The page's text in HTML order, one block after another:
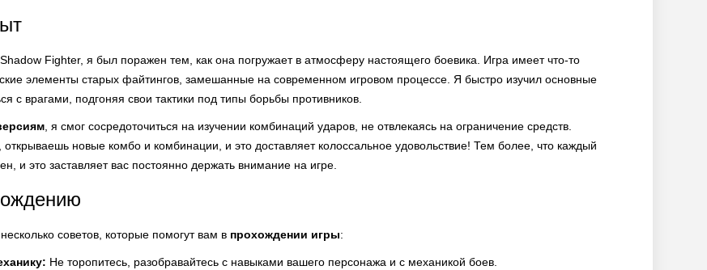
Fighter, я был поражен тем, как она погружает в атмосферу настоящего боевика. Игра имеет что-то
элементы старых файтингов, замешанные на современном игровом процессе. Я быстро изучил основные
с врагами, подгоняя свои тактики под типы борьбы противников.
, я смог сосредоточиться на изучении комбинаций ударов, не отвлекаясь на ограничение средств.
новые комбо и комбинации, и это доставляет колоссальное удовольствие! Тем более, что каждый
и это заставляет вас постоянно держать внимание на игре.
советов, которые помогут вам в прохождении игры:
Не торопитесь, разобравайтесь с навыками вашего персонажа и с механикой боев.